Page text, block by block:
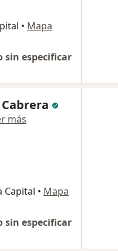
• Mapa
sin especificar
más
Capital • Mapa
sin especificar